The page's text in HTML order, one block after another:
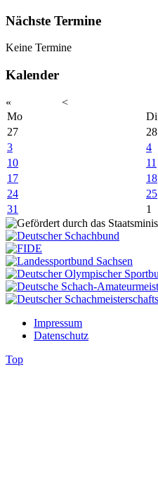
Nächste Termine
Keine Termine
Kalender
«
<
Mo
Di
27
28
3
4
10
11
17
18
24
25
31
1
Impressum
Datenschutz
Top